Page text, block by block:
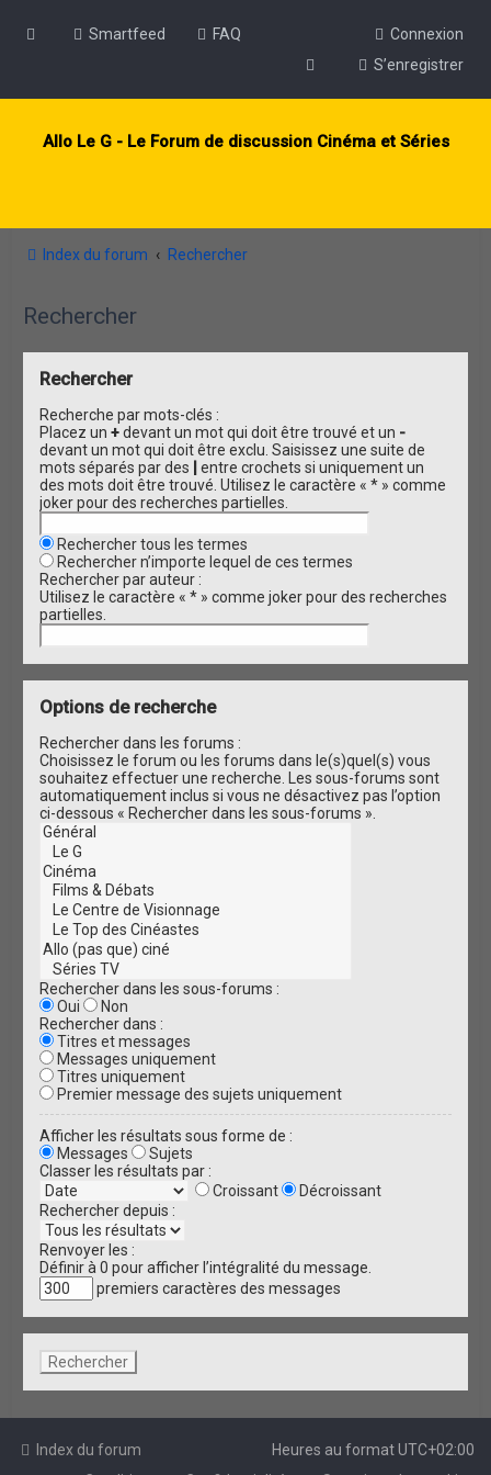
Smartfeed FAQ
Connexion
S’enregistrer
Allo Le G - Le Forum de discussion Cinéma et Séries
Index du forum Rechercher
Rechercher
Rechercher
Recherche par mots-clés :
Placez un+devant un mot qui doit être trouvé et un -
devant un mot qui doit être exclu. Saisissez une suite de
mots séparés par des
entre crochets si uniquement un
des mots doit être trouvé. Utilisez le caractère « * » comme
joker pour des recherches partielles.
Rechercher tous les termes
Rechercher n’importe lequel de ces termes
Rechercher par auteur :
Utilisez le caractère « * » comme joker pour des recherches
partielles.
Options de recherche
Rechercher dans les forums :
Choisissez le forum ou les forums dans le(s)quel(s) vous
souhaitez effectuer une recherche. Les sous-forums sont
automatiquement inclus si vous ne désactivez pas l’option
ci-dessous « Rechercher dans les sous-forums ».
Rechercher dans les sous-forums :
Oui
Non
Rechercher dans :
Titres et messages
Messages uniquement
Titres uniquement
Premier message des sujets uniquement
Afficher les résultats sous forme de :
Messages
Sujets
Classer les résultats par :
Croissant
Décroissant
Rechercher depuis :
Renvoyer les :
Définir à 0 pour afficher l’intégralité du message.
premiers caractères des messages
Index du forum Heures au formatUTC+02:00